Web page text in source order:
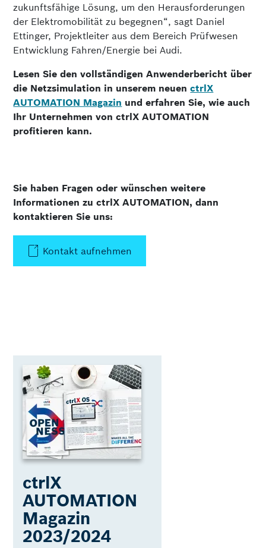
zukunftsfähige Lösung, um den Herausforderungen
der Elektromobilität zu begegnen“, sagt Daniel
Ettinger, Projektleiter aus dem Bereich Prüfwesen
Entwicklung Fahren/Energie bei Audi.
Lesen Sie den vollständigen Anwenderbericht über
die Netzsimulation in unserem neuenctrlX
AUTOMATION Magazin und erfahren Sie, wie auch
Ihr Unternehmen von ctrlX AUTOMATION
profitieren kann.
Sie haben Fragen oder wünschen weitere
Informationen zu ctrlX AUTOMATION, dann
kontaktieren Sie uns:
Kontakt aufnehmen
ctrlX
AUTOMATION
Magazin
2023/2024